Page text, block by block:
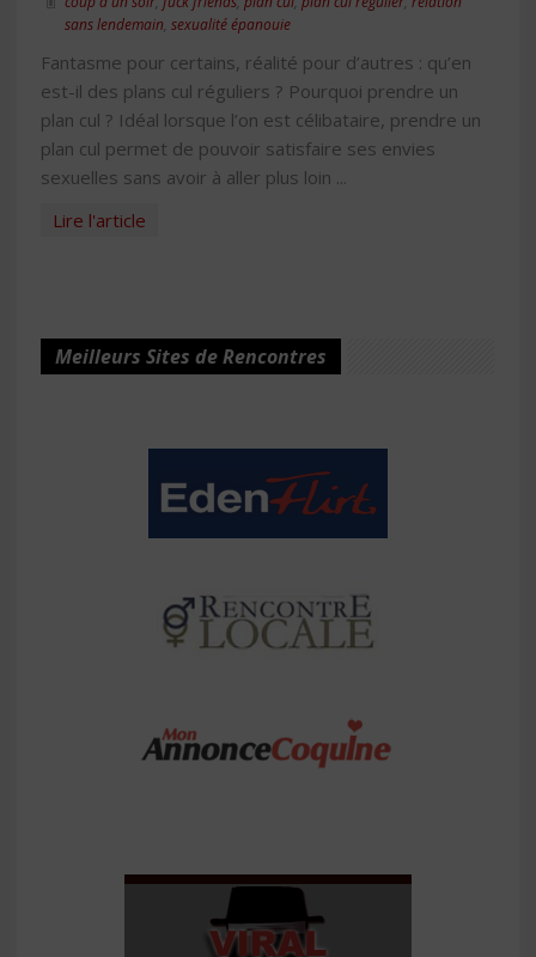
sans lendemain sexualité épanouie
Fantasme pour certains, réalité pour d’autres : qu’en
est-il des plans cul réguliers ? Pourquoi prendre un
plan cul ? Idéal lorsque l’on est célibataire, prendre un
plan cul permet de pouvoir satisfaire ses envies
sexuelles sans avoir à aller plus loin ...
Lire l'article
Meilleurs Sites de Rencontres